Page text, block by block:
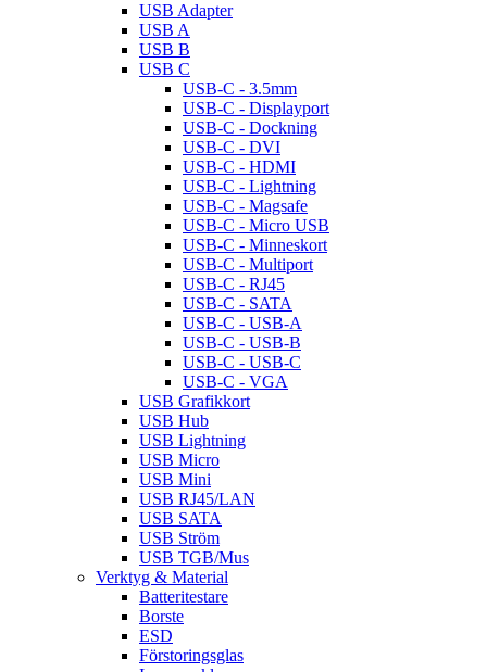
USB Adapter
USB A
USB B
USB C
USB-C - 3.5mm
USB-C - Displayport
USB-C - Dockning
USB-C - DVI
USB-C - HDMI
USB-C - Lightning
USB-C - Magsafe
USB-C - Micro USB
USB-C - Minneskort
USB-C - Multiport
USB-C - RJ45
USB-C - SATA
USB-C - USB-A
USB-C - USB-B
USB-C - USB-C
USB-C - VGA
USB Grafikkort
USB Hub
USB Lightning
USB Micro
USB Mini
USB RJ45/LAN
USB SATA
USB Ström
USB TGB/Mus
Verktyg & Material
Batteritestare
Borste
ESD
Förstoringsglas